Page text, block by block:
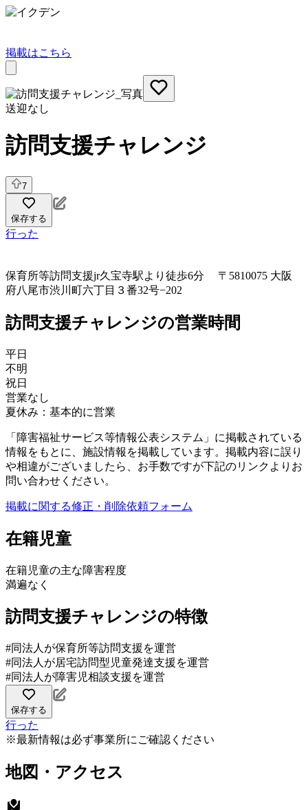
掲載はこちら
送迎なし
訪問支援チャレンジ
7
保存する
行った
保育所等訪問支援jr久宝寺駅より徒歩6分 〒5810075 大阪
府八尾市渋川町六丁目３番32号−202
訪問支援チャレンジの営業時間
平日
不明
祝日
営業なし
夏休み：基本的に営業
「障害福祉サービス等情報公表システム」に掲載されている
情報をもとに、施設情報を掲載しています。掲載内容に誤り
や相違がございましたら、お手数ですが下記のリンクよりお
問い合わせください。
掲載に関する修正・削除依頼フォーム
在籍児童
在籍児童の主な障害程度
満遍なく
訪問支援チャレンジの特徴
#同法人が保育所等訪問支援を運営
#同法人が居宅訪問型児童発達支援を運営
#同法人が障害児相談支援を運営
保存する
行った
※最新情報は必ず事業所にご確認ください
地図・アクセス